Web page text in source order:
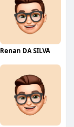
Renan DA SILVA